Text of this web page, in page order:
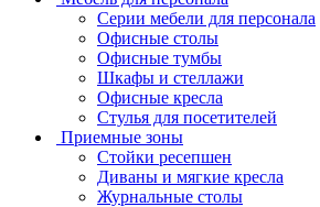
Серии мебели для персонала
Офисные столы
Офисные тумбы
Шкафы и стеллажи
Офисные кресла
Стулья для посетителей
Приемные зоны
Стойки ресепшен
Диваны и мягкие кресла
Журнальные столы